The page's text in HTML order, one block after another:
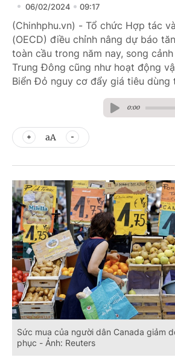
06/02/2024 09:17
(Chinhphu.vn) - Tổ chức Hợp tác
(OECD) điều chỉnh nâng dự báo
toàn cầu trong năm nay, song
Trung Đông cũng như hoạt động
Biển Đỏ nguy cơ đẩy giá tiêu dùng
0:00
aA
Sức mua của người dân Canada giảm
phục - Ảnh: Reuters